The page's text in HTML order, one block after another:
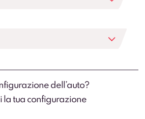
dell’auto?
la tua configurazione